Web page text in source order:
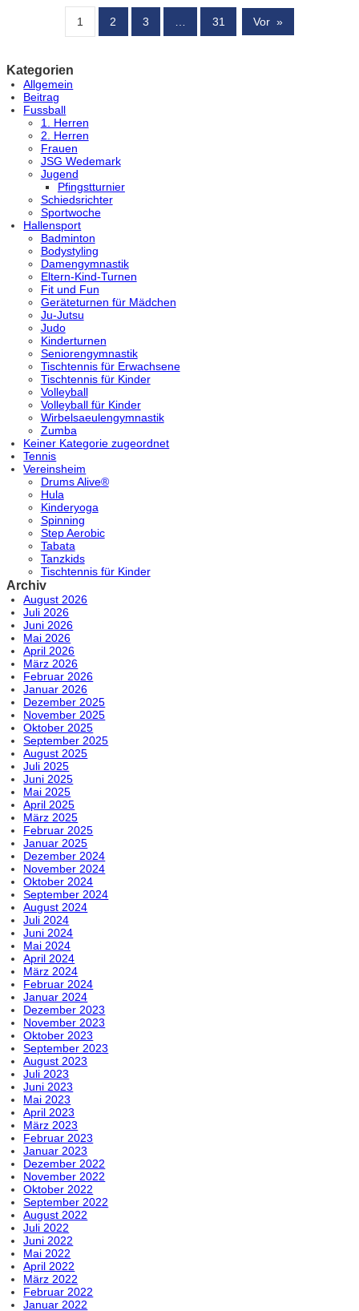
1 2 3 … 31 Vor »
Kategorien
Allgemein
Beitrag
Fussball
1. Herren
2. Herren
Frauen
JSG Wedemark
Jugend
Pfingstturnier
Schiedsrichter
Sportwoche
Hallensport
Badminton
Bodystyling
Damengymnastik
Eltern-Kind-Turnen
Fit und Fun
Geräteturnen für Mädchen
Ju-Jutsu
Judo
Kinderturnen
Seniorengymnastik
Tischtennis für Erwachsene
Tischtennis für Kinder
Volleyball
Volleyball für Kinder
Wirbelsaeulengymnastik
Zumba
Keiner Kategorie zugeordnet
Tennis
Vereinsheim
Drums Alive®
Hula
Kinderyoga
Spinning
Step Aerobic
Tabata
Tanzkids
Tischtennis für Kinder
Archiv
August 2026
Juli 2026
Juni 2026
Mai 2026
April 2026
März 2026
Februar 2026
Januar 2026
Dezember 2025
November 2025
Oktober 2025
September 2025
August 2025
Juli 2025
Juni 2025
Mai 2025
April 2025
März 2025
Februar 2025
Januar 2025
Dezember 2024
November 2024
Oktober 2024
September 2024
August 2024
Juli 2024
Juni 2024
Mai 2024
April 2024
März 2024
Februar 2024
Januar 2024
Dezember 2023
November 2023
Oktober 2023
September 2023
August 2023
Juli 2023
Juni 2023
Mai 2023
April 2023
März 2023
Februar 2023
Januar 2023
Dezember 2022
November 2022
Oktober 2022
September 2022
August 2022
Juli 2022
Juni 2022
Mai 2022
April 2022
März 2022
Februar 2022
Januar 2022